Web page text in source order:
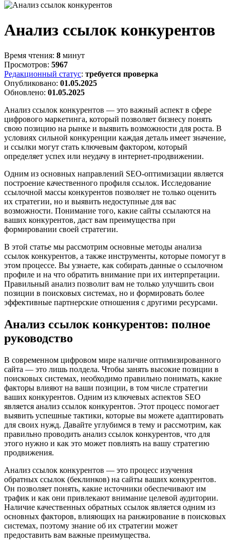
Анализ ссылок конкурентов
Время чтения: 8 минут
Просмотров: 5967
Редакционный статус: требуется проверка
Опубликовано: 01.05.2025
Обновлено: 01.05.2025
Анализ ссылок конкурентов — это важный аспект в сфере
цифрового маркетинга, который позволяет бизнесу понять
свою позицию на рынке и выявить возможности для роста. В
условиях сильной конкуренции каждая деталь имеет значение,
и ссылки могут стать ключевым фактором, который
определяет успех или неудачу в интернет-продвижении.
Одним из основных направлений SEO-оптимизации является
построение качественного профиля ссылок. Исследование
ссылочной массы конкурентов позволяет не только оценить
их стратегии, но и выявить недоступные для вас
возможности. Понимание того, какие сайты ссылаются на
ваших конкурентов, даст вам преимущества при
формировании своей стратегии.
В этой статье мы рассмотрим основные методы анализа
ссылок конкурентов, а также инструменты, которые помогут в
этом процессе. Вы узнаете, как собирать данные о ссылочном
профиле и на что обратить внимание при их интерпретации.
Правильный анализ позволит вам не только улучшить свои
позиции в поисковых системах, но и формировать более
эффективные партнерские отношения с другими ресурсами.
Анализ ссылок конкурентов: полное
руководство
В современном цифровом мире наличие оптимизированного
сайта — это лишь полдела. Чтобы занять высокие позиции в
поисковых системах, необходимо правильно понимать, какие
факторы влияют на ваши позиции, в том числе стратегии
ваших конкурентов. Одним из ключевых аспектов SEO
является анализ ссылок конкурентов. Этот процесс помогает
выявить успешные тактики, которые вы можете адаптировать
для своих нужд. Давайте углубимся в тему и рассмотрим, как
правильно проводить анализ ссылок конкурентов, что для
этого нужно и как это может повлиять на вашу стратегию
продвижения.
Анализ ссылок конкурентов — это процесс изучения
обратных ссылок (беклинков) на сайты ваших конкурентов.
Он позволяет понять, какие источники обеспечивают им
трафик и как они привлекают внимание целевой аудитории.
Наличие качественных обратных ссылок является одним из
основных факторов, влияющих на ранжирование в поисковых
системах, поэтому знание об их стратегии может
предоставить вам важные преимущества.